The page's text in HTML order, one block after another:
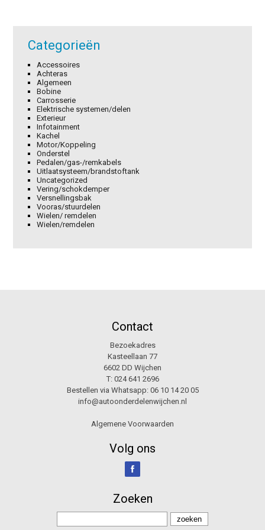
Categorieën
Accessoires
Achteras
Algemeen
Bobine
Carrosserie
Elektrische systemen/delen
Exterieur
Infotainment
Kachel
Motor/Koppeling
Onderstel
Pedalen/gas-/remkabels
Uitlaatsysteem/brandstoftank
Uncategorized
Vering/schokdemper
Versnellingsbak
Vooras/stuurdelen
Wielen/ remdelen
Wielen/remdelen
Contact
Bezoekadres
Kasteellaan 77
6602 DD Wijchen
T: 024 641 2696
Bestellen via Whatsapp: 06 10 14 20 05
info@autoonderdelenwijchen.nl
Algemene Voorwaarden
Volg ons
Zoeken